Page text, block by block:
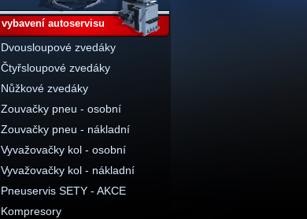
vybavení autoservisu
Dvousloupové zvedáky
Čtyřsloupové zvedáky
Nůžkové zvedáky
Zouvačky pneu - osobní
Zouvačky pneu - nákladní
Vyvažovačky kol - osobní
Vyvažovačky kol - nákladní
Pneuservis SETY - AKCE
Kompresory